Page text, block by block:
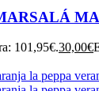
101,95€.30,00€